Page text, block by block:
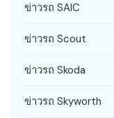
ข่าวรถ SAIC
ข่าวรถ Scout
ข่าวรถ Skoda
ข่าวรถ Skyworth